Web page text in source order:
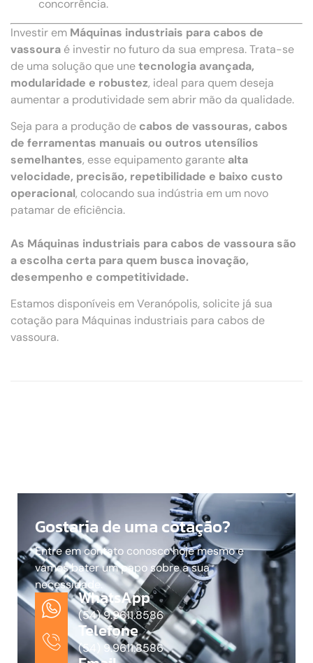
concorrência.
Investir em Máquinas industriais para cabos de
vassoura é investir no futuro da sua empresa. Trata-se
de uma solução que unetecnologia avançada,
modularidade e robustez, ideal para quem deseja
aumentar a produtividade sem abrir mão da qualidade.
Seja para a produção de cabos de vassouras, cabos
de ferramentas manuais ou outros utensílios
semelhantes, esse equipamento garante alta
velocidade, precisão, repetibilidade e baixo custo
operacional, colocando sua indústria em um novo
patamar de eficiência.
As Máquinas industriais para cabos de vassoura são
a escolha certa para quem busca inovação,
desempenho e competitividade.
Estamos disponíveis em Veranópolis, solicite já sua
cotação para Máquinas industriais para cabos de
vassoura.
Gostaria de uma cotação?
Entre em contato conosco hoje mesmo e
vamos bater um papo sobre a sua
necessidade.
WhatsApp
(54) 9.9611.8586
Telefone
(54) 9.9611.8586